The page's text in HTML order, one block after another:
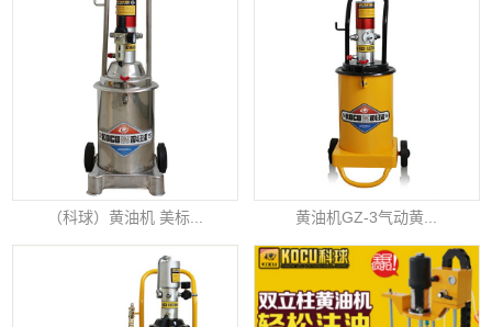
（科球）黄油机 美标... 黄油机GZ-3气动黄...